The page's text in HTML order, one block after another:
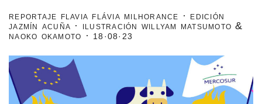
especiales
invasores vip
estronismo climático
escuelas fumigadas
reportaje flavia flávia milhorance · edición
jazmín acuña · ilustración willyam matsumoto &
naoko okamoto ·
18·08·23